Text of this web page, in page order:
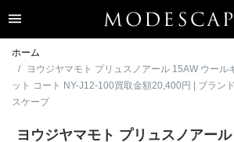
ホーム
ヨウジヤマモト プリュスノアール 15AW ウール
ット コート NY-J12-100買取金額20,400円 | ブラン
スケープ
ヨウジヤマモト プリュスノアー